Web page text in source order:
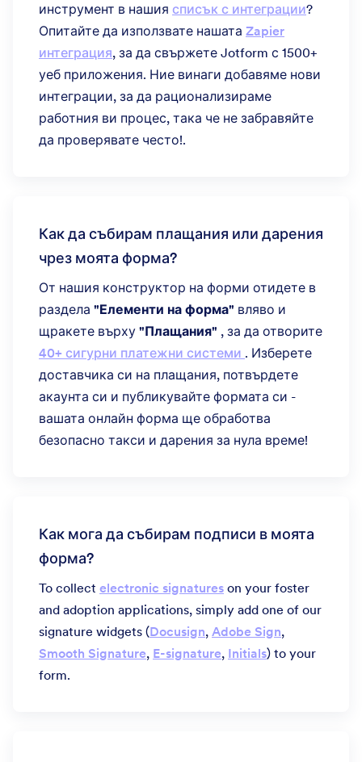
инструмент в нашия списък с интеграции?
Опитайте да използвате нашата Zapier
интеграция, за да свържете Jotform с 1500+
уеб приложения. Ние винаги добавяме нови
интеграции, за да рационализираме
работния ви процес, така че не забравяйте
да проверявате често!.
Как да събирам плащания или дарения
чрез моята форма?
От нашия конструктор на форми отидете в
раздела "Елементи на форма" вляво и
щракете върху "Плащания" , за да отворите
40+ сигурни платежни системи . Изберете
доставчика си на плащания, потвърдете
акаунта си и публикувайте формата си -
вашата онлайн форма ще обработва
безопасно такси и дарения за нула време!
Как мога да събирам подписи в моята
форма?
To collect electronic signatures on your foster
and adoption applications, simply add one of our
signature widgets (Docusign, Adobe Sign,
Smooth Signature, E-signature, Initials) to your
form.